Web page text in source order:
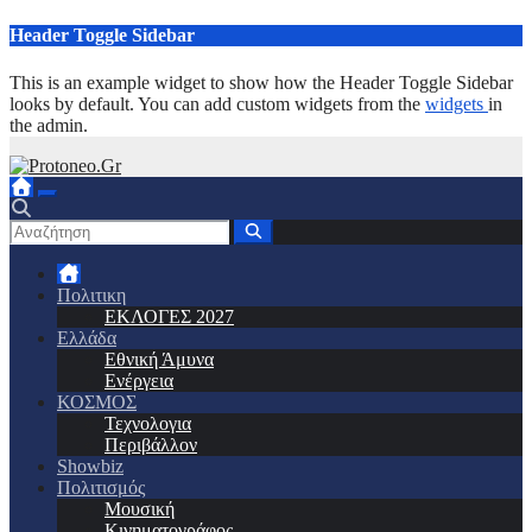
Μετάβαση
περιεχόμενο
Header Toggle Sidebar
This is an example widget to show how the Header Toggle Sidebar
looks by default. You can add custom widgets from the widgets in
the admin.
Πολιτικη
ΕΚΛΟΓΕΣ 2027
Ελλάδα
Εθνική Άμυνα
Ενέργεια
ΚΟΣΜΟΣ
Τεχνολογια
Περιβάλλον
Showbiz
Πολιτισμός
Μουσική